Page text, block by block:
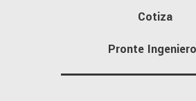
Cotiza
Pronte